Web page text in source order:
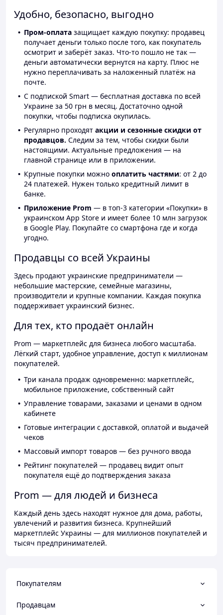
Удобно, безопасно, выгодно
Пром-оплата защищает каждую покупку: продавец
получает деньги только после того, как покупатель
осмотрит и заберёт заказ. Что-то пошло не так —
деньги автоматически вернутся на карту. Плюс не
нужно переплачивать за наложенный платёж на
почте.
С подпиской Smart — бесплатная доставка по всей
Украине за 50 грн в месяц. Достаточно одной
покупки, чтобы подписка окупилась.
Регулярно проходят акции и сезонные скидки от
продавцов. Следим за тем, чтобы скидки были
настоящими. Актуальные предложения — на
главной странице или в приложении.
Крупные покупки можно оплатить частями: от 2 до
24 платежей. Нужен только кредитный лимит в
банке.
Приложение Prom — в топ-3 категории «Покупки» в
украинском App Store и имеет более 10 млн загрузок
в Google Play. Покупайте со смартфона где и когда
угодно.
Продавцы со всей Украины
Здесь продают украинские предприниматели —
небольшие мастерские, семейные магазины,
производители и крупные компании. Каждая покупка
поддерживает украинский бизнес.
Для тех, кто продаёт онлайн
Prom — маркетплейс для бизнеса любого масштаба.
Лёгкий старт, удобное управление, доступ к миллионам
покупателей.
Три канала продаж одновременно: маркетплейс,
мобильное приложение, собственный сайт
Управление товарами, заказами и ценами в одном
кабинете
Готовые интеграции с доставкой, оплатой и выдачей
чеков
Массовый импорт товаров — без ручного ввода
Рейтинг покупателей — продавец видит опыт
покупателя ещё до подтверждения заказа
Prom — для людей и бизнеса
Каждый день здесь находят нужное для дома, работы,
увлечений и развития бизнеса. Крупнейший
маркетплейс Украины — для миллионов покупателей и
тысяч предпринимателей.
Покупателям
Продавцам